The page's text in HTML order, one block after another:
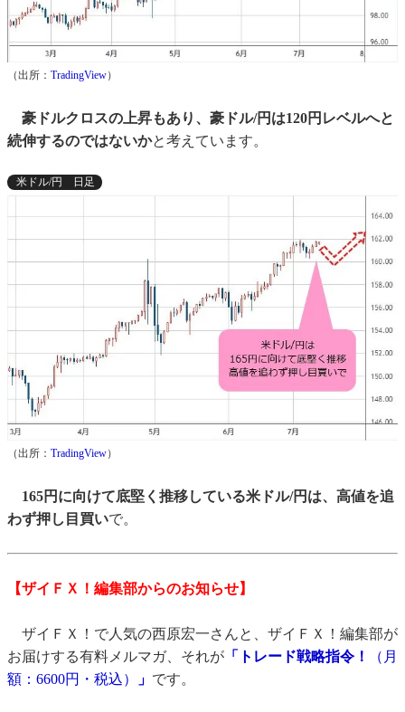
（出所： TradingView）
豪ドルクロスの上昇もあり、豪ドル/円は120円レベルへと
続伸するのではないかと考えています。
米ドル/円 日足
（出所： TradingView）
165円に向けて底堅く推移している米ドル/円は、高値を追
わず押し目買いで。
【ザイＦＸ！編集部からのお知らせ】
ザイＦＸ！で人気の西原宏一さんと、ザイＦＸ！編集部が
お届けする有料メルマガ、それが 「トレード戦略指令！
（月
額：6600円・税込）
」 です。